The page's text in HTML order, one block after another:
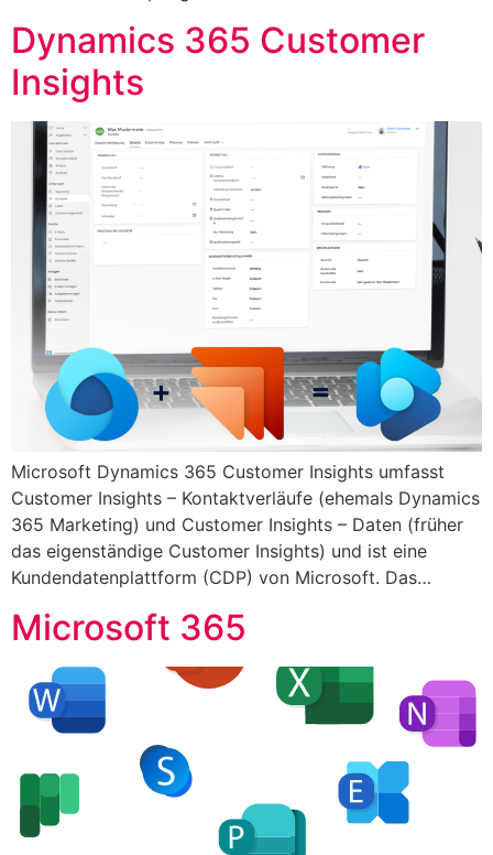
Dynamics 365 Customer
Insights
Microsoft Dynamics 365 Customer Insights umfasst
Customer Insights – Kontaktverläufe (ehemals Dynamics
365 Marketing) und Customer Insights – Daten (früher
das eigenständige Customer Insights) und ist eine
Kundendatenplattform (CDP) von Microsoft. Das…
Microsoft 365